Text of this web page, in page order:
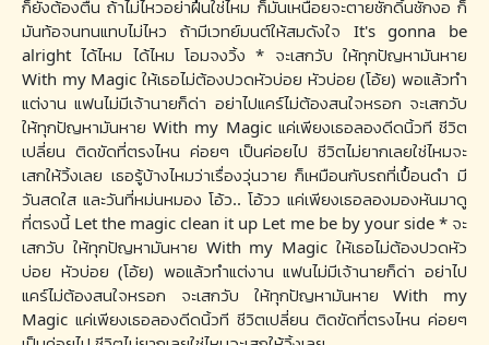
ก็ยังต้องตื่น ถ้าไม่ไหวอย่าฝืนใช่ไหม ก็มันเหนื่อยจะตายชักดิ้นชักงอ ก็
มันท้อจนทนแทบไม่ไหว ถ้ามีเวทย์มนต์ให้สมดังใจ It's gonna be
alright ได้ไหม ได้ไหม โอมจงวิ้ง * จะเสกวับ ให้ทุกปัญหามันหาย
With my Magic ให้เธอไม่ต้องปวดหัวบ่อย หัวบ่อย (โอ้ย) พอแล้วทำ
แต่งาน แฟนไม่มีเจ้านายก็ด่า อย่าไปแคร์ไม่ต้องสนใจหรอก จะเสกวับ
ให้ทุกปัญหามันหาย With my Magic แค่เพียงเธอลองดีดนิ้วที ชีวิต
เปลี่ยน ติดขัดที่ตรงไหน ค่อยๆ เป็นค่อยไป ชีวิตไม่ยากเลยใช่ไหมจะ
เสกให้วิ้งเลย เธอรู้บ้างไหมว่าเรื่องวุ่นวาย ก็เหมือนกับรถที่เปื้อนดำ มี
วันสดใส และวันที่หม่นหมอง โอ้ว.. โอ้วว แค่เพียงเธอลองมองหันมาดู
ที่ตรงนี้ Let the magic clean it up Let me be by your side * จะ
เสกวับ ให้ทุกปัญหามันหาย With my Magic ให้เธอไม่ต้องปวดหัว
บ่อย หัวบ่อย (โอ้ย) พอแล้วทำแต่งาน แฟนไม่มีเจ้านายก็ด่า อย่าไป
แคร์ไม่ต้องสนใจหรอก จะเสกวับ ให้ทุกปัญหามันหาย With my
Magic แค่เพียงเธอลองดีดนิ้วที ชีวิตเปลี่ยน ติดขัดที่ตรงไหน ค่อยๆ